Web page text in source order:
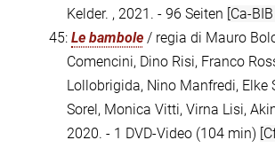
Kelder. , 2021. - 96 Seiten [Ca-
45: Le bambole / regia di Mauro
Comencini, Dino Risi, Franco
Lollobrigida, Nino Manfredi, Elke
Sorel, Monica Vitti, Virna Lisi,
2020. - 1 DVD-Video (104 min)